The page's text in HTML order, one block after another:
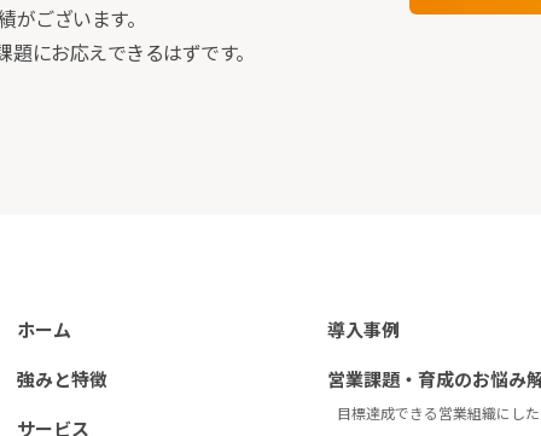
ございます。
にお応えできるはずです。
ホーム
強みと特徴
サービス
導入事例
営業課題・育成のお悩み
目標達成できる営業組織にした